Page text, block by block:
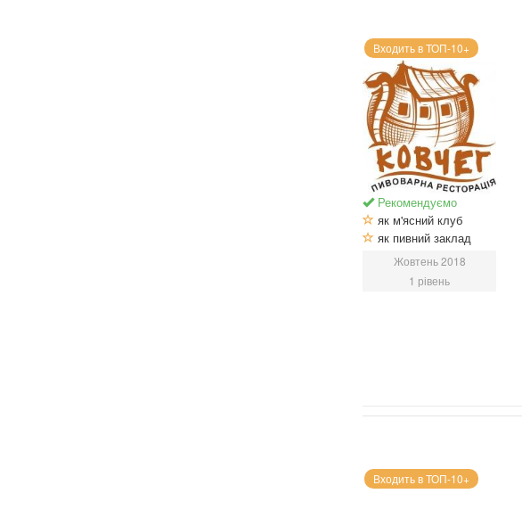
Входить в ТОП-10+
Рекомендуємо
як м'ясний клуб
як пивний заклад
Жовтень 2018
1 рівень
Входить в ТОП-10+